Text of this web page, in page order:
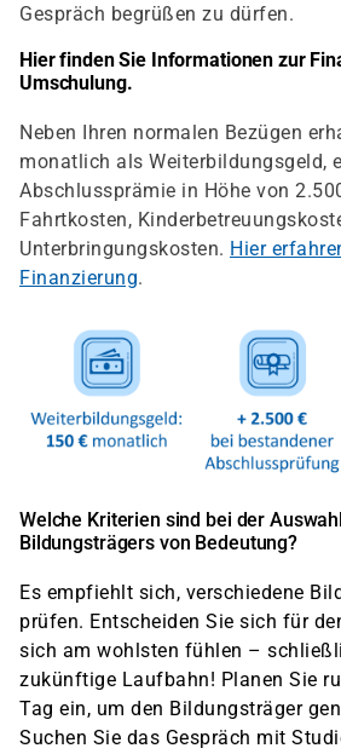
Gespräch begrüßen zu dürfen.
Hier finden Sie Informationen zur
Umschulung.
Neben Ihren normalen Bezügen
monatlich als Weiterbildungsgeld,
Abschlussprämie in Höhe von
Fahrtkosten,
Unterbringungskosten. Hier
Finanzierung.
Welche Kriterien sind bei der
Bildungsträgers von Bedeutung?
Es empfiehlt sich, verschiedene
prüfen. Entscheiden Sie sich für
sich am wohlsten fühlen –
zukünftige Laufbahn! Planen Sie
Tag ein, um den Bildungsträger
Suchen Sie das Gespräch mit